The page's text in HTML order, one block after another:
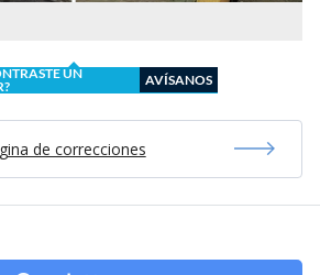
UN
AVÍSANOS
de correcciones